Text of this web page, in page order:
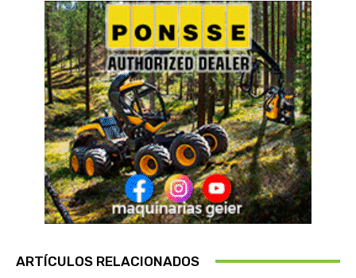
ARTÍCULOS RELACIONADOS